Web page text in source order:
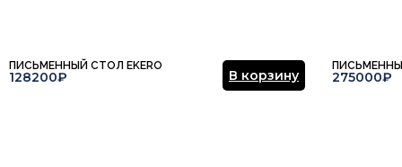
ПИСЬМЕННЫЙ СТОЛ EKERO
128200₽ В корзину 275000₽